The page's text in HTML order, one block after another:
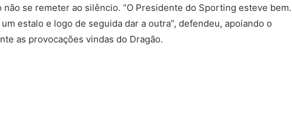
se remeter ao silêncio. “O Presidente do Sporting esteve bem.
estalo e logo de seguida dar a outra”, defendeu, apoiando o
as provocações vindas do Dragão.